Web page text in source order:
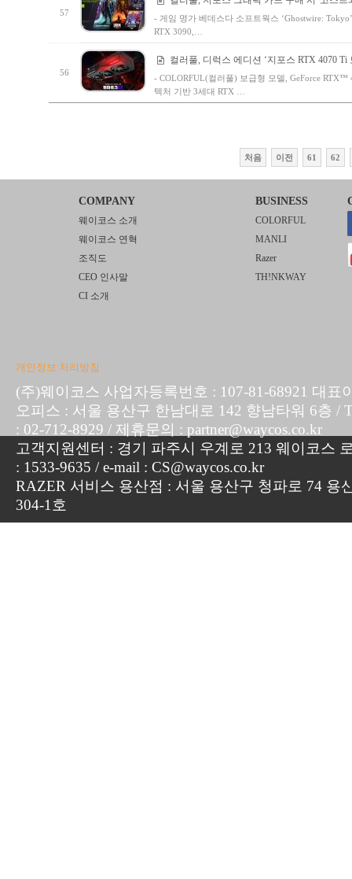
57
- 게임 명가 베데스다 소프트웍스 ‘Ghostwire:
RTX 3090,…
56
컬러풀, 디럭스 에디션 ‘지포스 RTX 4070 Ti
- COLORFUL(컬러풀) 보급형 모델, GeForce
텍처 기반 3세대 RTX …
처음 이전 61 62
COMPANY
웨이코스 소개
웨이코스 연혁
조직도
CEO 인사말
CI 소개
BUSINESS
COLORFUL
MANLI
Razer
TH!NKWAY
개인정보 처리방침
(주)웨이코스 사업자등록번호 : 107-81-68921 대표
오피스 : 서울 용산구 한남대로 142 향남타워 6층 /
: 02-712-8929 / 제휴문의 : partner@waycos.co.kr
고객지원센터 : 경기 파주시 우계로 213 웨이코스
: 1533-9635 / e-mail : CS@waycos.co.kr
RAZER 서비스 용산점 : 서울 용산구 청파로 74 용
304-1호